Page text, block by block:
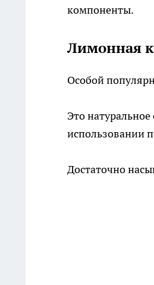
компоненты.
Лимонная
Особой
Это
использовании
Достаточно